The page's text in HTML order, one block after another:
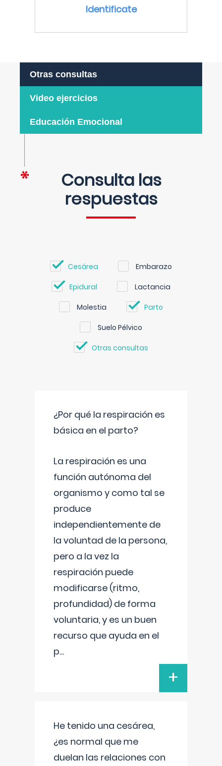
Identificate
Otras consultas
Video ejercicios
Educación Emocional
Consulta las
respuestas
Cesárea Embarazo
Epidural Lactancia
Molestia Parto
Suelo Pélvico
Otras consultas
¿Por qué la respiración es
básica en el parto?
La respiración es una
función autónoma del
organismo y como tal se
produce
independientemente de
la voluntad de la persona,
pero a la vez la
respiración puede
modificarse (ritmo,
profundidad) de forma
voluntaria, y es un buen
recurso que ayuda en el
p...
+
He tenido una cesárea,
¿es normal que me
duelan las relaciones con